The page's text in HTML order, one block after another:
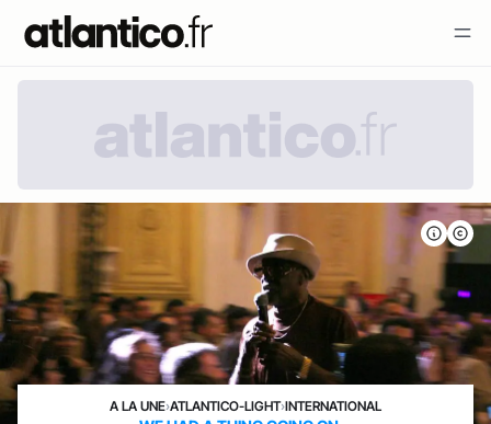
A LA UNE›ATLANTICO-LIGHT›INTERNATIONAL